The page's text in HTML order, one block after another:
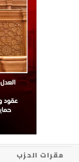
الحزب